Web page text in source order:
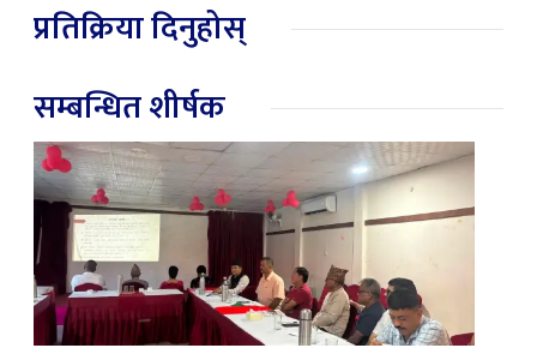
प्रतिक्रिया दिनुहोस्
सम्बन्धित शीर्षक